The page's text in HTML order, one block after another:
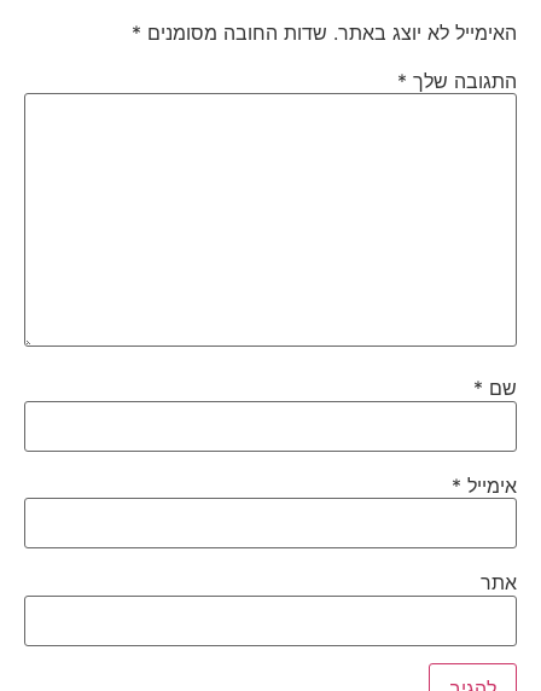
האימייל לא יוצג באתר. שדות החובה מסומנים*
התגובה שלך*
שם*
אימייל*
אתר